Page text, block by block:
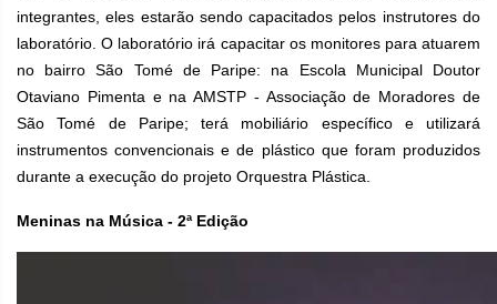
integrantes, eles estarão sendo capacitados pelos instrutores do
laboratório. O laboratório irá capacitar os monitores para atuarem
no bairro São Tomé de Paripe: na Escola Municipal Doutor
Otaviano Pimenta e na AMSTP - Associação de Moradores de
São Tomé de Paripe; terá mobiliário específico e utilizará
instrumentos convencionais e de plástico que foram produzidos
durante a execução do projeto Orquestra Plástica.
Meninas na Música - 2ª Edição